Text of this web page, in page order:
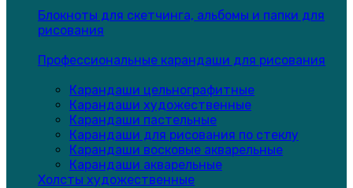
Блокноты для скетчинга, альбомы и папки для
рисования
Профессиональные карандаши для рисования
Карандаши цельнографитные
Карандаши художественные
Карандаши пастельные
Карандаши для рисования по стеклу
Карандаши восковые акварельные
Карандаши акварельные
Холсты художественные